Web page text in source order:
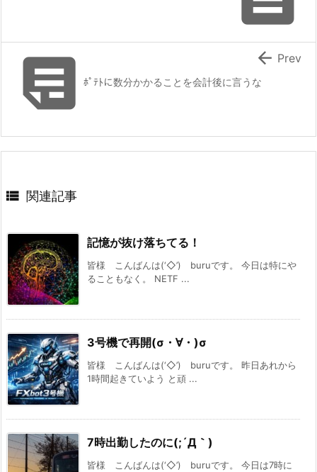
ﾎﾟﾃﾄに数分かかることを会計後に言うな
 Prev
 関連記事
記憶が抜け落ちてる！
皆様 こんばんは(‘◇’)ゞburuです。 今日は特にや
ることもなく。 NETF ...
3号機で再開(σ・∀・)σ
皆様 こんばんは(‘◇’)ゞburuです。 昨日あれから
1時間起きていよう と頑 ...
7時出勤したのに(;´Д｀)
皆様 こんばんは(‘◇’)ゞburuです。 今日は7時に